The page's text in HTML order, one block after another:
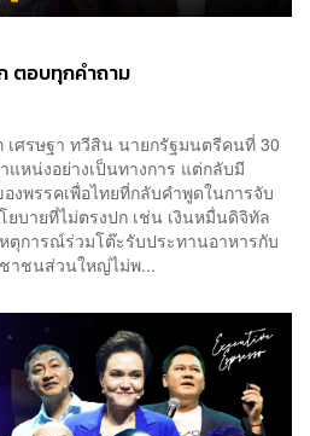
ตอบทุกคำถาม
เศรษฐา ทวีสิน นายกรัฐมนตรีคนที่ 30
แหน่งอย่างเป็นทางการ แต่กลับมี
งพรรคเพื่อไทยที่กลับคำพูดในการจับ
บายที่ไม่ตรงปก เช่น เงินหมื่นดิจิทัล
ตุการณ์ร่วมโต๊ะรับประทานอาหารกับ
าชนส่วนใหญ่ไม่พ...